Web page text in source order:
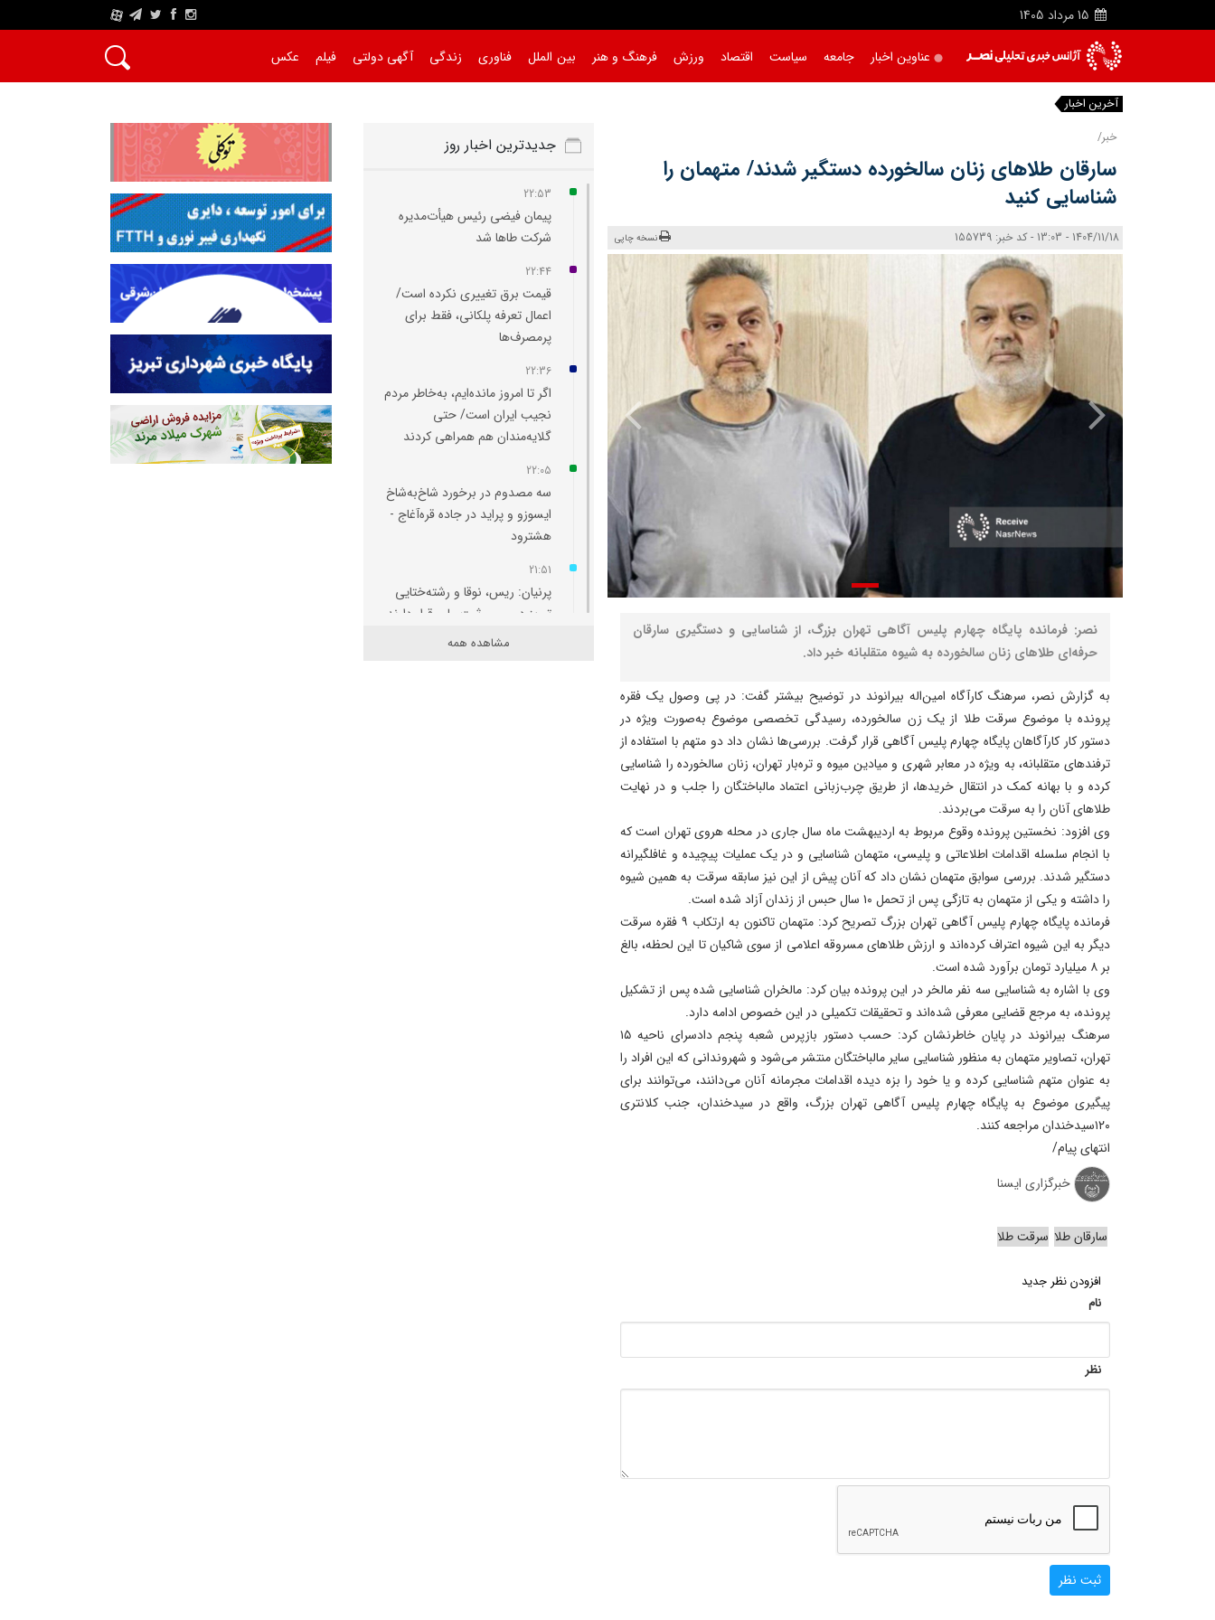
15 مرداد 1405
A
عناوین اخبار جامعه سیاست اقتصاد ورزش فرهنگ و هنر بین الملل فناوری زندگی آگهی دولتی فیلم عکس
آخرین اخبار
خبر/
سارقان طلاهای زنان سالخورده دستگیر شدند/ متهمان را
شناسایی کنید
1404/11/18 - 13:03 - کد خبر: 155739 نسخه چاپی
نصر: فرمانده پایگاه چهارم پلیس آگاهی تهران بزرگ، از شناسایی و دستگیری سارقان
حرفه‌ای طلاهای زنان سالخورده به شیوه متقلبانه خبر داد.
به گزارش نصر، سرهنگ کارآگاه امین‌اله بیرانوند در توضیح بیشتر گفت: در پی وصول یک فقره
پرونده با موضوع سرقت طلا از یک زن سالخورده، رسیدگی تخصصی موضوع به‌صورت ویژه در
دستور کار کارآگاهان پایگاه چهارم پلیس آگاهی قرار گرفت. بررسی‌ها نشان داد دو متهم با استفاده از
ترفندهای متقلبانه، به‌ ویژه در معابر شهری و میادین میوه و تره‌بار تهران، زنان سالخورده را شناسایی
کرده و با بهانه کمک در انتقال خریدها، از طریق چرب‌زبانی اعتماد مالباختگان را جلب و در نهایت
طلاهای آنان را به سرقت می‌بردند.
وی افزود: نخستین پرونده وقوع مربوط به اردیبهشت‌ ماه سال جاری در محله هروی تهران است که
با انجام سلسله اقدامات اطلاعاتی و پلیسی، متهمان شناسایی و در یک عملیات پیچیده و غافلگیرانه
دستگیر شدند. بررسی سوابق متهمان نشان داد که آنان پیش از این نیز سابقه سرقت به همین شیوه
را داشته و یکی از متهمان به‌ تازگی پس از تحمل ۱۰ سال حبس از زندان آزاد شده است.
فرمانده پایگاه چهارم پلیس آگاهی تهران بزرگ تصریح کرد: متهمان تاکنون به ارتکاب ۹ فقره سرقت
دیگر به این شیوه اعتراف کرده‌اند و ارزش طلاهای مسروقه اعلامی از سوی شاکیان تا این لحظه، بالغ
بر ۸ میلیارد تومان برآورد شده است.
وی با اشاره به شناسایی سه نفر مالخر در این پرونده بیان کرد: مالخران شناسایی‌ شده پس از تشکیل
پرونده، به مرجع قضایی معرفی شده‌اند و تحقیقات تکمیلی در این خصوص ادامه دارد.
سرهنگ بیرانوند در پایان خاطرنشان کرد: حسب دستور بازپرس شعبه پنجم دادسرای ناحیه ۱۵
تهران، تصاویر متهمان به‌ منظور شناسایی سایر مالباختگان منتشر می‌شود و شهروندانی که این افراد را
به‌ عنوان متهم شناسایی کرده و یا خود را بزه‌ دیده اقدامات مجرمانه آنان می‌دانند، می‌توانند برای
پیگیری موضوع به پایگاه چهارم پلیس آگاهی تهران بزرگ، واقع در سیدخندان، جنب کلانتری
۱۲۰سیدخندان مراجعه کنند.
انتهای پیام/
خبرگزاری ایسنا
سارقان طلا سرقت طلا
افزودن نظر جدید
نام
نظر
ثبت نظر
جدیدترین اخبار روز
22:53
پیمان فیضی رئیس هیأت‌مدیره
شرکت طاها شد
22:44
قیمت برق تغییری نکرده است/
اعمال تعرفه پلکانی، فقط برای
پرمصرف‌ها
22:36
اگر تا امروز مانده‌ایم، به‌خاطر مردم
نجیب ایران است/ حتی
گلایه‌مندان هم همراهی کردند
22:05
سه مصدوم در برخورد شاخ‌به‌شاخ
ایسوزو و پراید در جاده قره‌آغاج -
هشترود
21:51
پرنیان: ریس، نوقا و رشته‌ختایی
تبریز در مسیر ثبت ملی قرار دارند
مشاهده همه